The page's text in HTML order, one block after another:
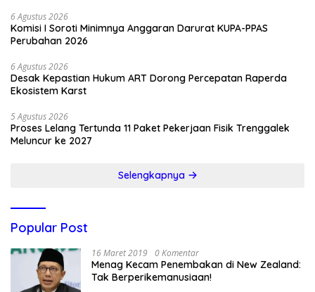
6 Agustus 2026
Komisi I Soroti Minimnya Anggaran Darurat KUPA-PPAS
Perubahan 2026
6 Agustus 2026
Desak Kepastian Hukum ART Dorong Percepatan Raperda
Ekosistem Karst
5 Agustus 2026
Proses Lelang Tertunda 11 Paket Pekerjaan Fisik Trenggalek
Meluncur ke 2027
Selengkapnya
Popular Post
16 Maret 2019 0 Komentar
Menag Kecam Penembakan di New Zealand:
Tak Berperikemanusiaan!